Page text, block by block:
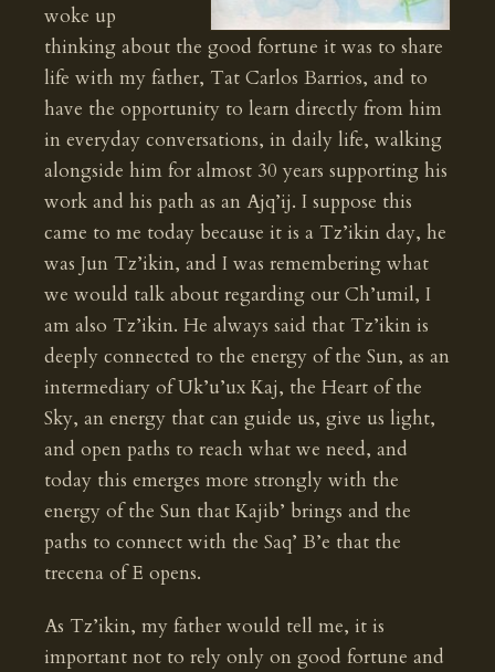
woke up
thinking about the good fortune it was to share
life with my father, Tat Carlos Barrios, and to
have the opportunity to learn directly from him
in everyday conversations, in daily life, walking
alongside him for almost 30 years supporting his
work and his path as an Ajq’ij. I suppose this
came to me today because it is a Tz’ikin day, he
was Jun Tz’ikin, and I was remembering what
we would talk about regarding our Ch’umil, I
am also Tz’ikin. He always said that Tz’ikin is
deeply connected to the energy of the Sun, as an
intermediary of Uk’u’ux Kaj, the Heart of the
Sky, an energy that can guide us, give us light,
and open paths to reach what we need, and
today this emerges more strongly with the
energy of the Sun that Kajib’ brings and the
paths to connect with the Saq’ B’e that the
trecena of E opens.
As Tz’ikin, my father would tell me, it is
important not to rely only on good fortune and